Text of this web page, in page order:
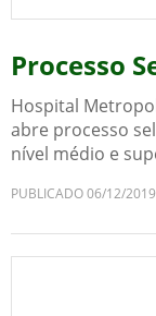
Processo
Hospital
abre processo
nível médio e
PUBLICADO 06/12/